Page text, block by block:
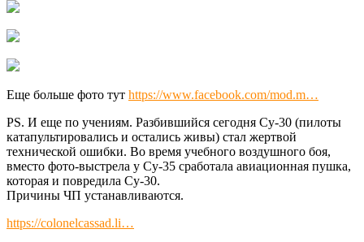
Еще больше фото тут https://www.facebook.com/mod.m…
PS. И еще по учениям. Разбившийся сегодня Су-30 (пилоты
катапультировались и остались живы) стал жертвой
технической ошибки. Во время учебного воздушного боя,
вместо фото-выстрела у Су-35 сработала авиационная пушка,
которая и повредила Су-30.
Причины ЧП устанавливаются.
https://colonelcassad.li…